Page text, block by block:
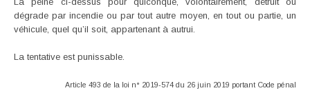
dégrade par incendie ou par tout autre moyen, en tout ou partie, un
véhicule, quel qu’il soit, appartenant à autrui.
La tentative est punissable.
Article 493 de la loi n° 2019-574 du 26 juin 2019 portant Code pénal